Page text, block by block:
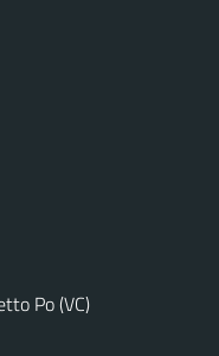
Po (VC)